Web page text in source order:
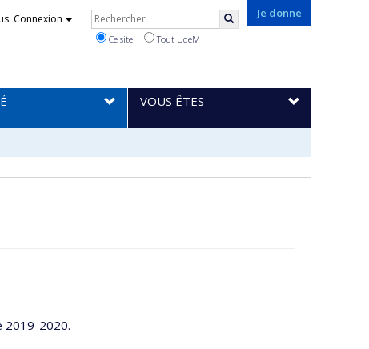
Je donne
Connexion Rechercher
Ce site Tout UdeM
VOUS ÊTES
2019-2020.